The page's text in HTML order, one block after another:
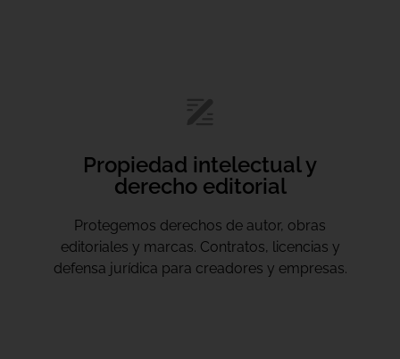
Propiedad intelectual y
derecho editorial
Protegemos derechos de autor, obras
editoriales y marcas. Contratos, licencias y
defensa jurídica para creadores y empresas.